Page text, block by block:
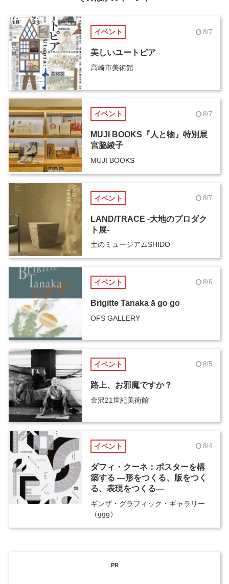
イベント 8/7
美しいユートピア
高崎市美術館
イベント 8/7
MUJI BOOKS『人と物』特別展
宮脇綾子
MUJI BOOKS
イベント 8/7
LAND/TRACE -大地のプロダク
ト展-
土のミュージアムSHIDO
イベント 8/6
Brigitte Tanaka ā go go
OFS GALLERY
イベント 8/5
路上、お邪魔ですか？
金沢21世紀美術館
イベント 8/4
ダフィ・クーネ：ポスターを構
築する ―形をつくる、版をつく
る、表現をつくる―
ギンザ・グラフィック・ギャラリー
（ggg）
PR